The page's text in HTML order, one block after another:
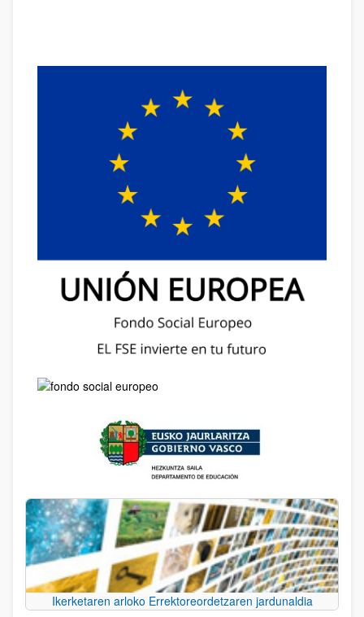
Ikerketaren arloko Errektoreordetzaren jardunaldia